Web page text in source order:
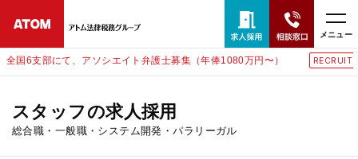
メニュー
） RECRUIT 東京にて、相談予約スタッフ募集（月給38万以上）
スタッフの求人採用
総合職・一般職・システム開発・パラリーガル
24時間365日全国対応
無料相談窓口はこちら